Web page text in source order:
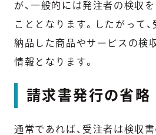
が、一般的には発注者の検収
こととなります。したがって、
納品した商品やサービスの検
情報となります。
請求書発行の省略
通常であれば、受注者は検収